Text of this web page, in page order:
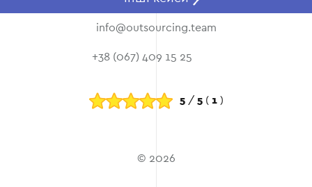
info@outsourcing.team
+38 (067) 409 15 25
5/ 5( 1)
© 2026